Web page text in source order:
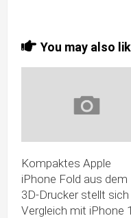
You may also
Kompaktes Apple
iPhone Fold aus dem
3D-Drucker stellt sich
Vergleich mit iPhone